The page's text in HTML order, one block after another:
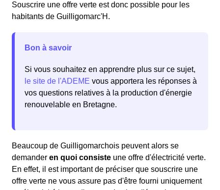
Souscrire une offre verte est donc possible pour les
habitants de Guilligomarc'H.
Bon à savoir
Si vous souhaitez en apprendre plus sur ce sujet,
le site de l'ADEME vous apportera les réponses à
vos questions relatives à la production d'énergie
renouvelable en Bretagne.
Beaucoup de Guilligomarchois peuvent alors se
demander en quoi consiste une offre d'électricité verte.
En effet, il est important de préciser que souscrire une
offre verte ne vous assure pas d'être fourni uniquement